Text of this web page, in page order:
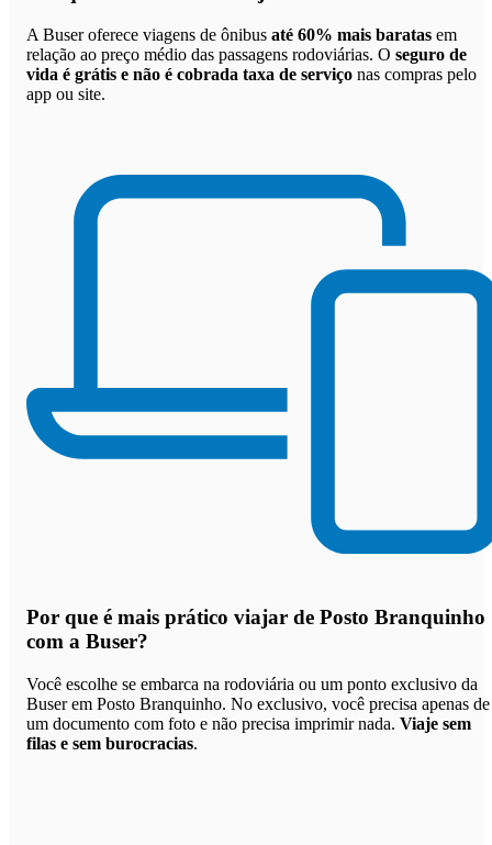
A Buser oferece viagens de ônibus até 60% mais baratas em
relação ao preço médio das passagens rodoviárias. O seguro de
vida é grátis e não é cobrada taxa de serviço nas compras pelo
app ou site.
Por que é mais prático viajar de Posto Branquinho
com a Buser?
Você escolhe se embarca na rodoviária ou um ponto exclusivo da
Buser em Posto Branquinho. No exclusivo, você precisa apenas de
um documento com foto e não precisa imprimir nada. Viaje sem
filas e sem burocracias.